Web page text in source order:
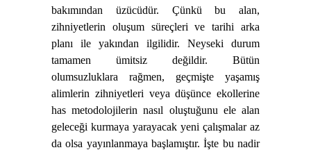
bakımından üzücüdür. Çünkü bu alan,
zihniyetlerin oluşum süreçleri ve tarihi arka
planı ile yakından ilgilidir. Neyseki durum
tamamen ümitsiz değildir. Bütün
olumsuzluklara rağmen, geçmişte yaşamış
alimlerin zihniyetleri veya düşünce ekollerine
has metodolojilerin nasıl oluştuğunu ele alan
geleceği kurmaya yarayacak yeni çalışmalar az
da olsa yayınlanmaya başlamıştır. İşte bu nadir